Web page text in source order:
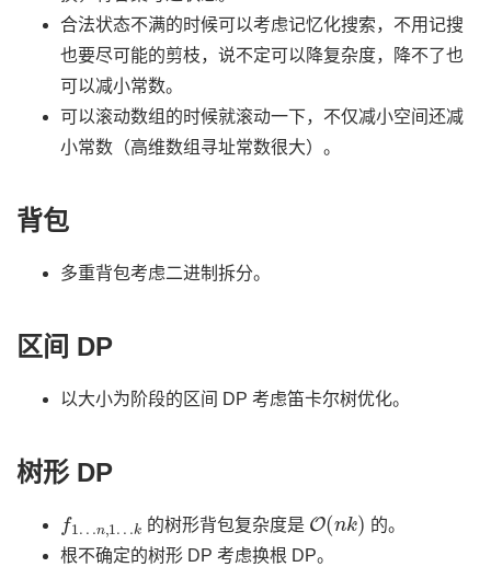
合法状态不满的时候可以考虑记忆化搜索，不用记搜
也要尽可能的剪枝，说不定可以降复杂度，降不了也
可以减小常数。
可以滚动数组的时候就滚动一下，不仅减小空间还减
小常数（高维数组寻址常数很大）。
背包
多重背包考虑二进制拆分。
区间 DP
以大小为阶段的区间 DP 考虑笛卡尔树优化。
树形 DP
1
n
的树形背包复杂度是
O( k )
的。
根不确定的树形 DP 考虑换根 DP。